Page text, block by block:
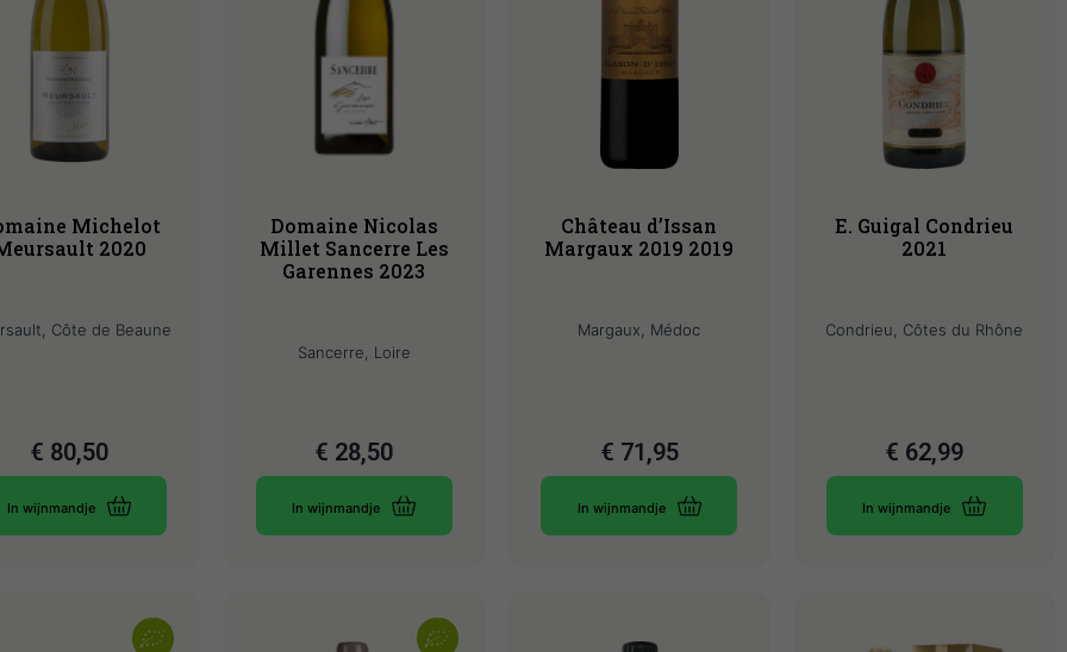
Michelot
2020
Côte de Beaune
€ 80,50
In wijnmandje
Domaine Nicolas
Millet Sancerre Les
Garennes 2023
Sancerre, Loire
€ 28,50
In wijnmandje
Château d’Issan
Margaux 2019 2019
Margaux, Médoc
€ 71,95
In wijnmandje
E. Guigal Condrieu
2021
Condrieu, Côtes du Rhône
€ 62,99
In wijnmandje